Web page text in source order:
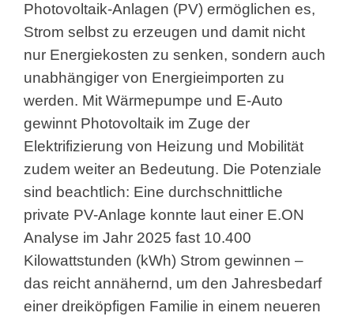
Photovoltaik-Anlagen (PV) ermöglichen es,
Strom selbst zu erzeugen und damit nicht
nur Energiekosten zu senken, sondern auch
unabhängiger von Energieimporten zu
werden. Mit Wärmepumpe und E-Auto
gewinnt Photovoltaik im Zuge der
Elektrifizierung von Heizung und Mobilität
zudem weiter an Bedeutung. Die Potenziale
sind beachtlich: Eine durchschnittliche
private PV-Anlage konnte laut einer E.ON
Analyse im Jahr 2025 fast 10.400
Kilowattstunden (kWh) Strom gewinnen –
das reicht annähernd, um den Jahresbedarf
einer dreiköpfigen Familie in einem neueren